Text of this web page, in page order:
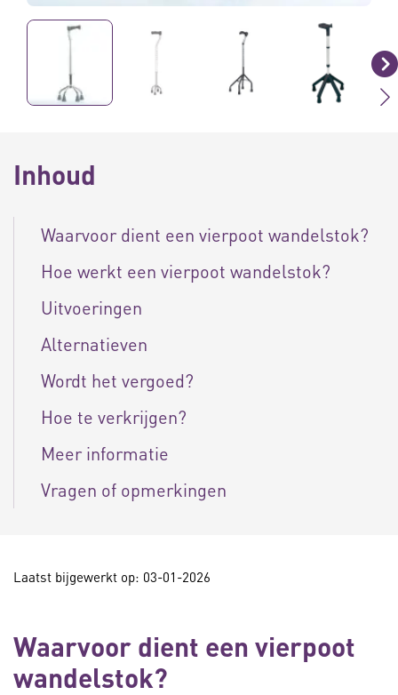
Inhoud
Waarvoor dient een vierpoot wandelstok?
Hoe werkt een vierpoot wandelstok?
Uitvoeringen
Alternatieven
Wordt het vergoed?
Hoe te verkrijgen?
Meer informatie
Vragen of opmerkingen
Laatst bijgewerkt op: 03-01-2026
Waarvoor dient een vierpoot
wandelstok?